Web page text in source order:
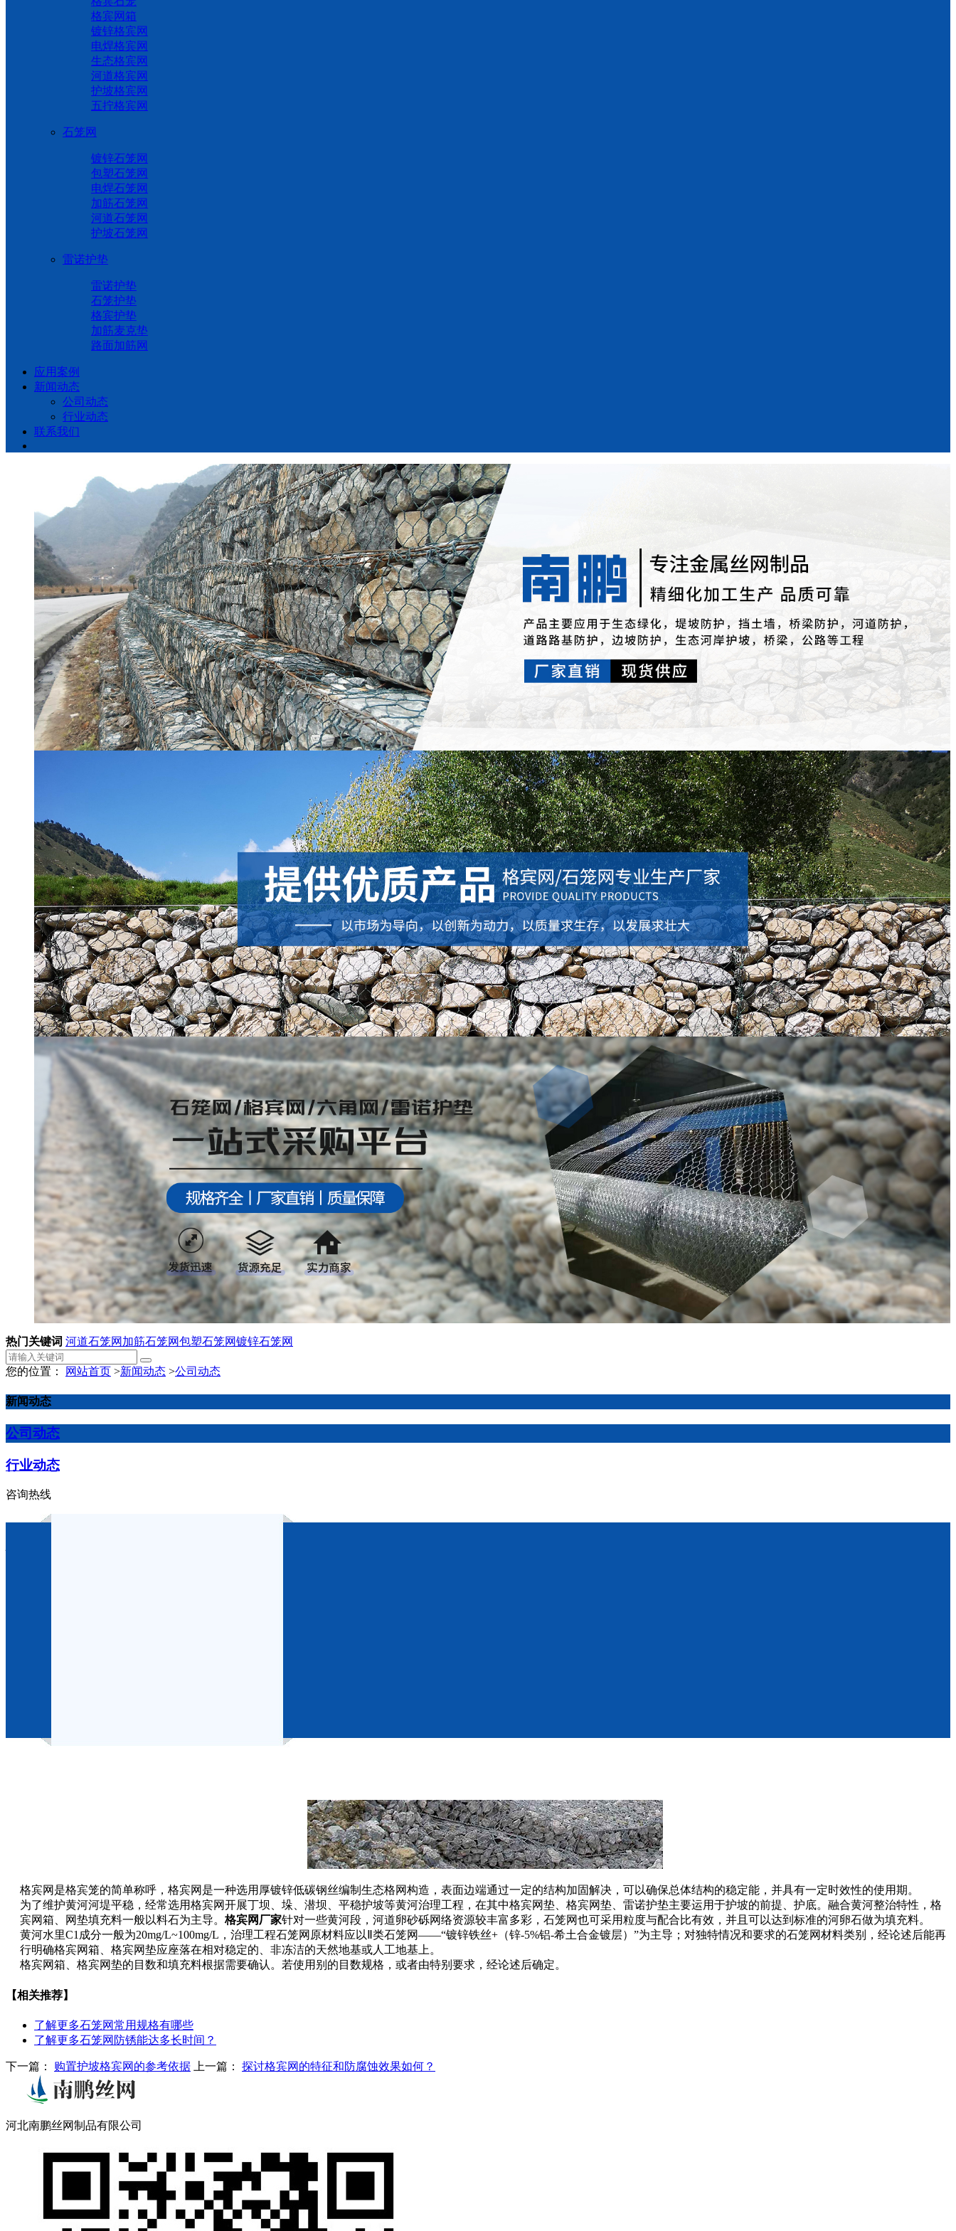
格宾网箱
镀锌格宾网
电焊格宾网
生态格宾网
河道格宾网
护坡格宾网
五拧格宾网
石笼网
镀锌石笼网
包塑石笼网
电焊石笼网
加筋石笼网
河道石笼网
护坡石笼网
雷诺护垫
雷诺护垫
石笼护垫
格宾护垫
加筋麦克垫
路面加筋网
应用案例
新闻动态
公司动态
行业动态
联系我们
热门关键词 河道石笼网 加筋石笼网包塑石笼网镀锌石笼网
您的位置： 网站首页 >新闻动态 >公司动态
新闻动态
公司动态
行业动态
咨询热线
格宾网是格宾笼的简单称呼，格宾网是一种选用厚镀锌低碳钢丝编制生态格网构造，表面边端通过一定的结构加固解决，可以确保总体结构的稳定能，并具有一定时效性的使用期。
为了维护黄河河堤平稳，经常选用格宾网开展丁坝、垛、潜坝、平稳护坡等黄河治理工程，在其中格宾网垫、格宾网垫、雷诺护垫主要运用于护坡的前提、护底。融合黄河整治特性，格
宾网箱、网垫填充料一般以料石为主导。 格宾网厂家针对一些黄河段，河道卵砂砾网络资源较丰富多彩，石笼网也可采用粒度与配合比有效，并且可以达到标准的河卵石做为填充料。
黄河水里C1成分一般为20mg/L~100mg/L，治理工程石笼网原材料应以Ⅱ类石笼网——“镀锌铁丝+（锌-5%铝-希土合金镀层）”为主导；对独特情况和要求的石笼网材料类别，经论述后能再
行明确格宾网箱、格宾网垫应座落在相对稳定的、非冻洁的天然地基或人工地基上。
格宾网箱、格宾网垫的目数和填充料根据需要确认。若使用别的目数规格，或者由特别要求，经论述后确定。
【相关推荐】
了解更多石笼网常用规格有哪些
了解更多石笼网防锈能达多长时间？
下一篇： 购置护坡格宾网的参考依据 上一篇： 探讨格宾网的特征和防腐蚀效果如何？
河北南鹏丝网制品有限公司